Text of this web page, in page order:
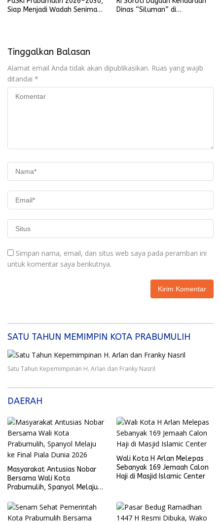
Siap Menjadi Wadah Seniman
Dinas “Siluman” di
Tinggalkan Balasan
Alamat email Anda tidak akan dipublikasikan. Ruas yang wajib
ditandai *
Simpan nama, email, dan situs web saya pada peramban ini
untuk komentar saya berikutnya.
SATU TAHUN MEMIMPIN KOTA PRABUMULIH
Satu Tahun Kepemimpinan H. Arlan dan Franky Nasril
DAERAH
Masyarakat Antusias Nobar
Bersama Wali Kota
Prabumulih, Spanyol Melaju
Wali Kota H Arlan Melepas
Sebanyak 169 Jemaah Calon
Haji di Masjid Islamic Center